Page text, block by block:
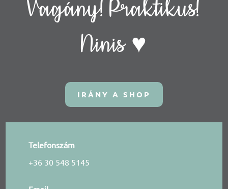
Vagány! Praktikus!
Ninis ♥
IRÁNY A SHOP
Telefonszám
+36 30 548 5145